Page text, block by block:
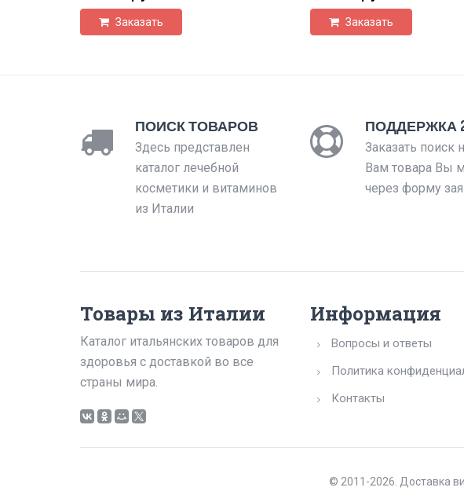
Заказать Заказать
ПОИСК ТОВАРОВ
Здесь представлен
каталог лечебной
косметики и витаминов
из Италии
ПОДДЕРЖКА
Заказать поиск
Вам товара Вы
через форму
Товары из Италии
Каталог итальянских товаров для
здоровья с доставкой во все
страны мира.
Информация
Вопросы и ответы
Политика
Контакты
© 2011-2026. Доставка